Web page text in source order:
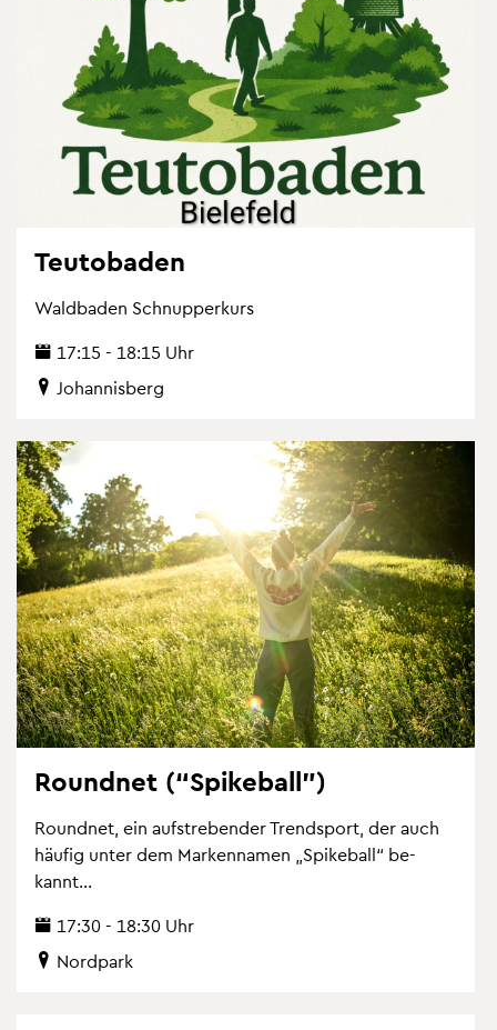
Teu­to­ba­den
Wald­ba­den Schnup­per­kurs
17:15 - 18:15 Uhr
Jo­han­nis­berg
Ro­und­net (“Spike­ball”)
Ro­und­net, ein auf­stre­ben­der Trend­sport, der auch
häu­fig unter dem Mar­ken­na­men „Spike­ball“ be­
kannt...
17:30 - 18:30 Uhr
Nord­park